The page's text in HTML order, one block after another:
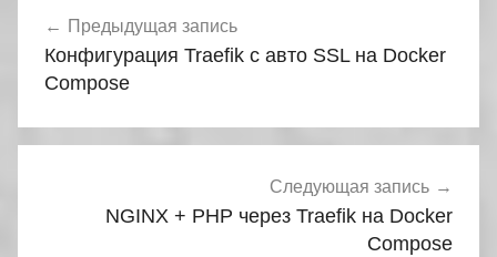
по
записям
Предыдущая запись
Конфигурация Traefik с авто SSL на Docker
Compose
Следующая запись
NGINX + PHP через Traefik на Docker
Compose